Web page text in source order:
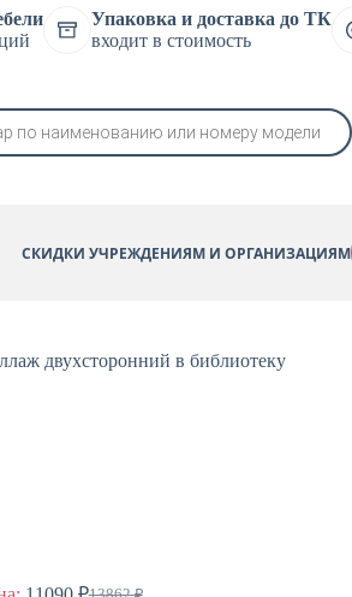
Упаковка и доставка до ТК
входит в стоимость
СКИДКИ УЧРЕЖДЕНИЯМ И ОРГАНИЗАЦИЯМ
двухсторонний в библиотеку